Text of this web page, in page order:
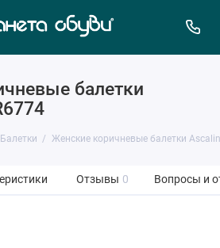
балетки
Балетки Женские коричневые балетки
Отзывы 0 Вопросы и